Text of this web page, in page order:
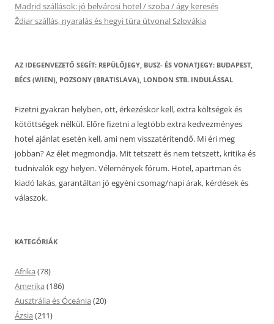
Madrid szállások: jó belvárosi hotel / szoba / ágy keresés
Ždiar szállás, nyaralás és hegyi túra útvonal Szlovákia
AZ IDEGENVEZETŐ SEGÍT: REPÜLŐJEGY, BUSZ- ÉS VONATJEGY: BUDAPEST,
BÉCS (WIEN), POZSONY (BRATISLAVA), LONDON STB. INDULÁSSAL
Fizetni gyakran helyben, ott, érkezéskor kell, extra költségek és
kötöttségek nélkül. Előre fizetni a legtöbb extra kedvezményes
hotel ajánlat esetén kell, ami nem visszatérítendő. Mi éri meg
jobban? Az élet megmondja. Mit tetszett és nem tetszett, kritika és
tudnivalók egy helyen. Vélemények fórum. Hotel, apartman és
kiadó lakás, garantáltan jó egyéni csomag/napi árak, kérdések és
válaszok.
KATEGÓRIÁK
Afrika (78)
Amerika (186)
Ausztrália és Óceánia (20)
Ázsia (211)